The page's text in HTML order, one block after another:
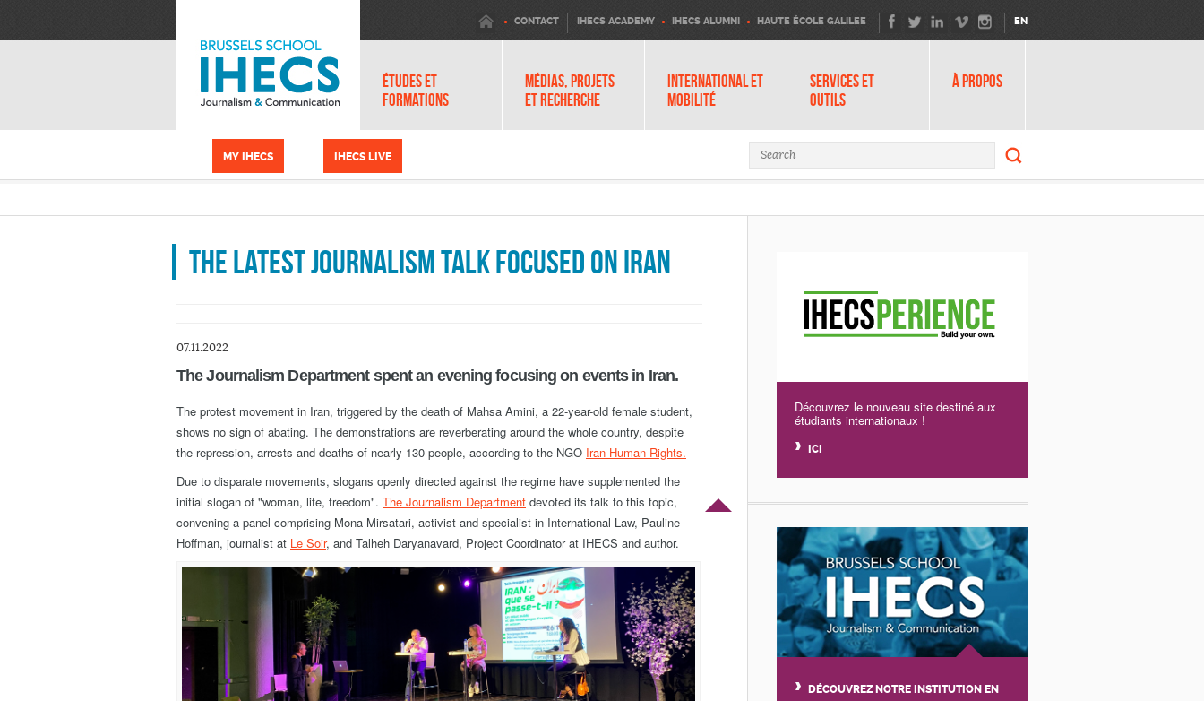
CONTACT IHECS ACADEMY IHECS ALUMNI HAUTE ÉCOLE GALILEE EN
ÉTUDES ET
FORMATIONS
MÉDIAS, PROJETS
ET RECHERCHE
INTERNATIONAL ET
MOBILITÉ
SERVICES ET
OUTILS
À PROPOS
MY IHECS IHECS LIVE Search form Search
The latest Journalism Talk focused on Iran
07.11.2022
The Journalism Department spent an evening focusing on events in Iran.
The protest movement in Iran, triggered by the death of Mahsa Amini, a 22-year-old female student,
shows no sign of abating. The demonstrations are reverberating around the whole country, despite
the repression, arrests and deaths of nearly 130 people, according to the NGO Iran Human Rights.
Due to disparate movements, slogans openly directed against the regime have supplemented the
initial slogan of "woman, life, freedom". The Journalism Department devoted its talk to this topic,
convening a panel comprising Mona Mirsatari, activist and specialist in International Law, Pauline
Hoffman, journalist at Le Soir, and Talheh Daryanavard, Project Coordinator at IHECS and author.
Découvrez le nouveau site destiné aux
étudiants internationaux !
ICI
DÉCOUVREZ NOTRE INSTITUTION EN